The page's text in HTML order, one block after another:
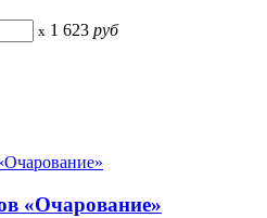
x 1 623 руб
«Очарование»